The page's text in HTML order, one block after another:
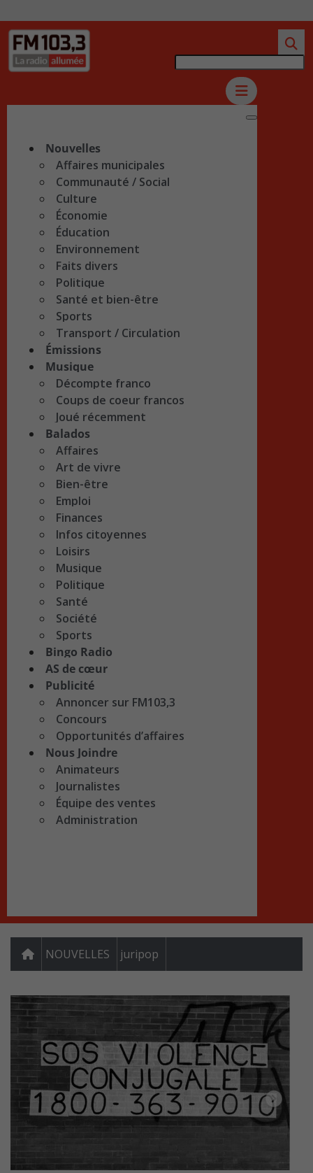
Nouvelles
Affaires municipales
Communauté / Social
Culture
Économie
Éducation
Environnement
Faits divers
Politique
Santé et bien-être
Sports
Transport / Circulation
Émissions
Musique
Décompte franco
Coups de coeur francos
Joué récemment
Balados
Affaires
Art de vivre
Bien-être
Emploi
Finances
Infos citoyennes
Loisirs
Musique
Politique
Santé
Société
Sports
Bingo Radio
AS de cœur
Publicité
Annoncer sur FM103,3
Concours
Opportunités d’affaires
Nous Joindre
Animateurs
Journalistes
Équipe des ventes
Administration
NOUVELLES juripop